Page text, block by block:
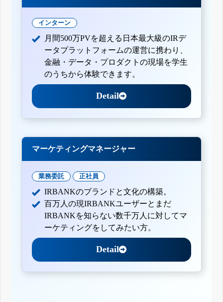
インターン
月間500万PVを超える日本最大級のIRデ
ータプラットフォームの運営に携わり、
金融・データ・プロダクトの現場を学生
のうちから体験できます。
Detail
マーケティングマネージャー
業務委託 正社員
IRBANKのブランドと文化の構築。
百万人の現IRBANKユーザーとまだ
IRBANKを知らない数千万人に対してマ
ーケティングをしてみたい方。
Detail